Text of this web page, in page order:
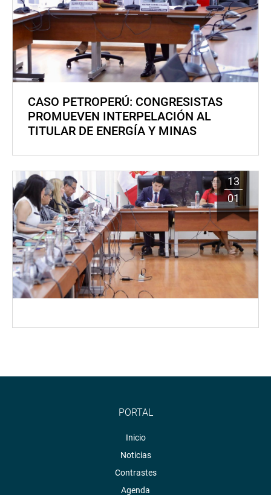
CASO PETROPERÚ: CONGRESISTAS
PROMUEVEN INTERPELACIÓN AL
TITULAR DE ENERGÍA Y MINAS
13
01
PORTAL
Inicio
Noticias
Contrastes
Agenda